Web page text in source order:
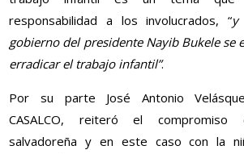
responsabilidad a los involucrados, “y
gobierno del presidente Nayib Bukele se
erradicar el trabajo infantil”.
Por su parte José Antonio
CASALCO, reiteró el compromiso
salvadoreña y en este caso con la